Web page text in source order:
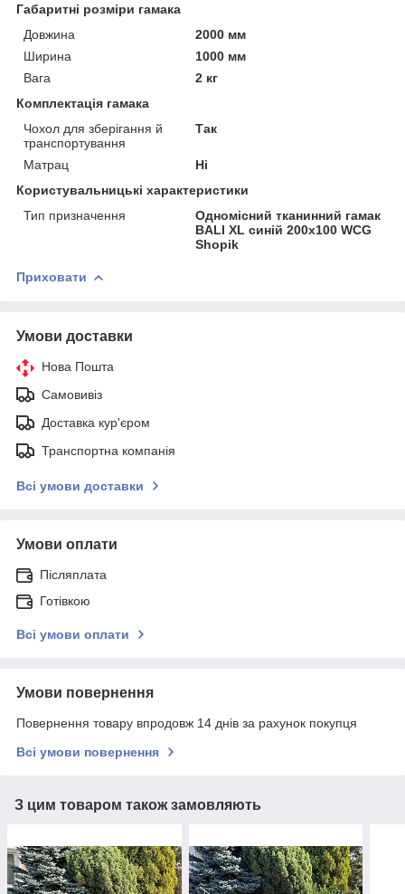
Габаритні розміри гамака
Довжина
2000 мм
Ширина
1000 мм
Вага
2 кг
Комплектація гамака
Чохол для зберігання й
транспортування
Так
Матрац
Ні
Користувальницькі характеристики
Тип призначення
Одномісний тканинний гамак
BALI XL синій 200х100 WCG
Shopik
Приховати
Умови доставки
Нова Пошта
Самовивіз
Доставка кур'єром
Транспортна компанія
Всі умови доставки
Умови оплати
Післяплата
Готівкою
Всі умови оплати
Умови повернення
Повернення товару впродовж 14 днів за рахунок покупця
Всі умови повернення
З цим товаром також замовляють